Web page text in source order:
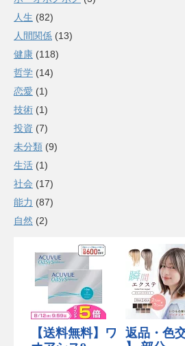
人生 (82)
人間関係 (13)
健康 (118)
哲学 (14)
恋愛 (1)
技術 (1)
投資 (7)
未分類 (9)
生活 (1)
社会 (17)
能力 (87)
自然 (2)